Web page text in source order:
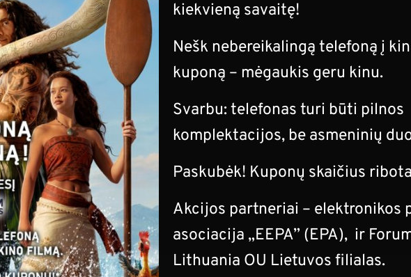
kiekvieną savaitę!
Nešk nebereikalingą telefoną į
kuponą – mėgaukis geru kinu.
Svarbu: telefonas turi būti pilnos
komplektacijos, be asmeninių
Paskubėk! Kuponų skaičius
Akcijos partneriai – elektronikos
asociacija „EEPA” (EPA), ir
Lithuania OU Lietuvos filialas.